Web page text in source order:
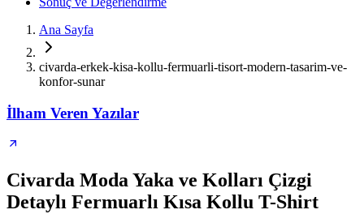
Ana Sayfa
civarda-erkek-kisa-kollu-fermuarli-tisort-modern-tasarim-ve-
konfor-sunar
İlham Veren Yazılar
Civarda Moda Yaka ve Kolları Çizgi
Detaylı Fermuarlı Kısa Kollu T-Shirt